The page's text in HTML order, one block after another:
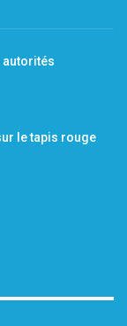
autorités
sur le tapis rouge